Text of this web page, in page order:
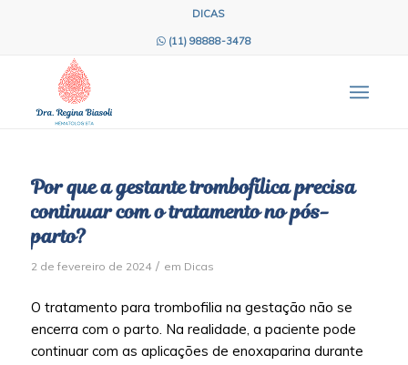
DICAS
(11) 98888-3478
Por que a gestante trombofílica precisa
continuar com o tratamento no pós-
parto?
2 de fevereiro de 2024 / em Dicas
O tratamento para trombofilia na gestação não se
encerra com o parto. Na realidade, a paciente pode
continuar com as aplicações de enoxaparina durante